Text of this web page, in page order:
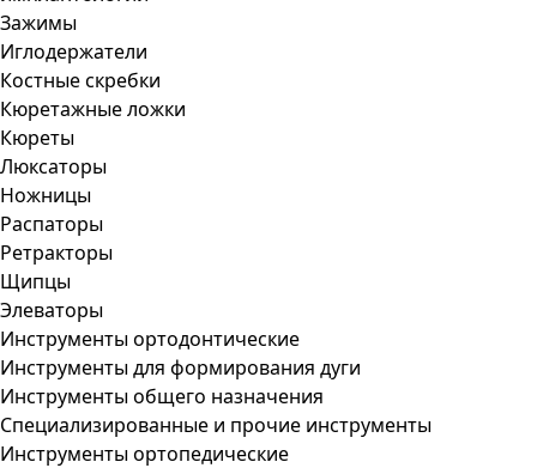
Зажимы
Иглодержатели
Костные скребки
Кюретажные ложки
Кюреты
Люксаторы
Ножницы
Распаторы
Ретракторы
Щипцы
Элеваторы
Инструменты ортодонтические
Инструменты для формирования дуги
Инструменты общего назначения
Специализированные и прочие инструменты
Инструменты ортопедические